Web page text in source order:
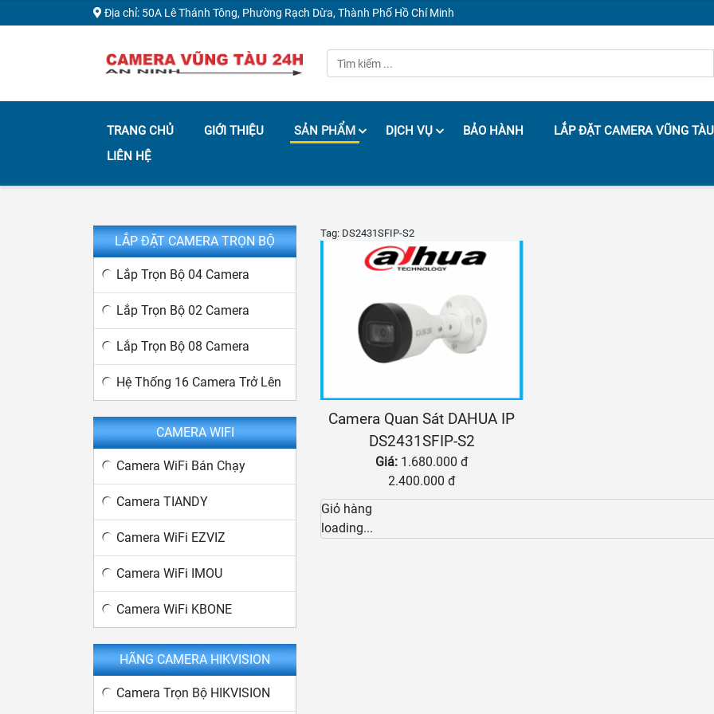
Địa chỉ: 50A Lê Thánh Tông, Phường Rạch Dừa, Thành Phố Hồ Chí Minh
TRANG CHỦ GIỚI THIỆU SẢN PHẨM DỊCH VỤ BẢO HÀNH
LẮP ĐẶT CAMERA VŨNG TÀU
LIÊN HỆ
Tag: DS2431SFIP-S2
Camera Quan Sát DAHUA IP
DS2431SFIP-S2
Giá: 1.680.000 đ
2.400.000 đ
Giỏ hàng
loading...
LẮP ĐẶT CAMERA TRỌN BỘ
Lắp Trọn Bộ 04 Camera
Lắp Trọn Bộ 02 Camera
Lắp Trọn Bộ 08 Camera
Hệ Thống 16 Camera Trở Lên
CAMERA WIFI
Camera WiFi Bán Chạy
Camera TIANDY
Camera WiFi EZVIZ
Camera WiFi IMOU
Camera WiFi KBONE
HÃNG CAMERA HIKVISION
Camera Trọn Bộ HIKVISION